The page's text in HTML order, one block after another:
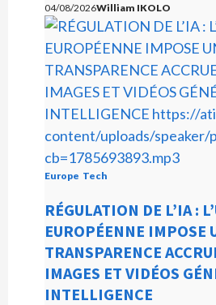
u
r
a
u
d
i
o
04/08/2026William IKOLO
Europe Tech
RÉGULATION DE L’IA :
EUROPÉENNE IMPOSE
TRANSPARENCE
IMAGES ET VIDÉOS
INTELLIGENCE